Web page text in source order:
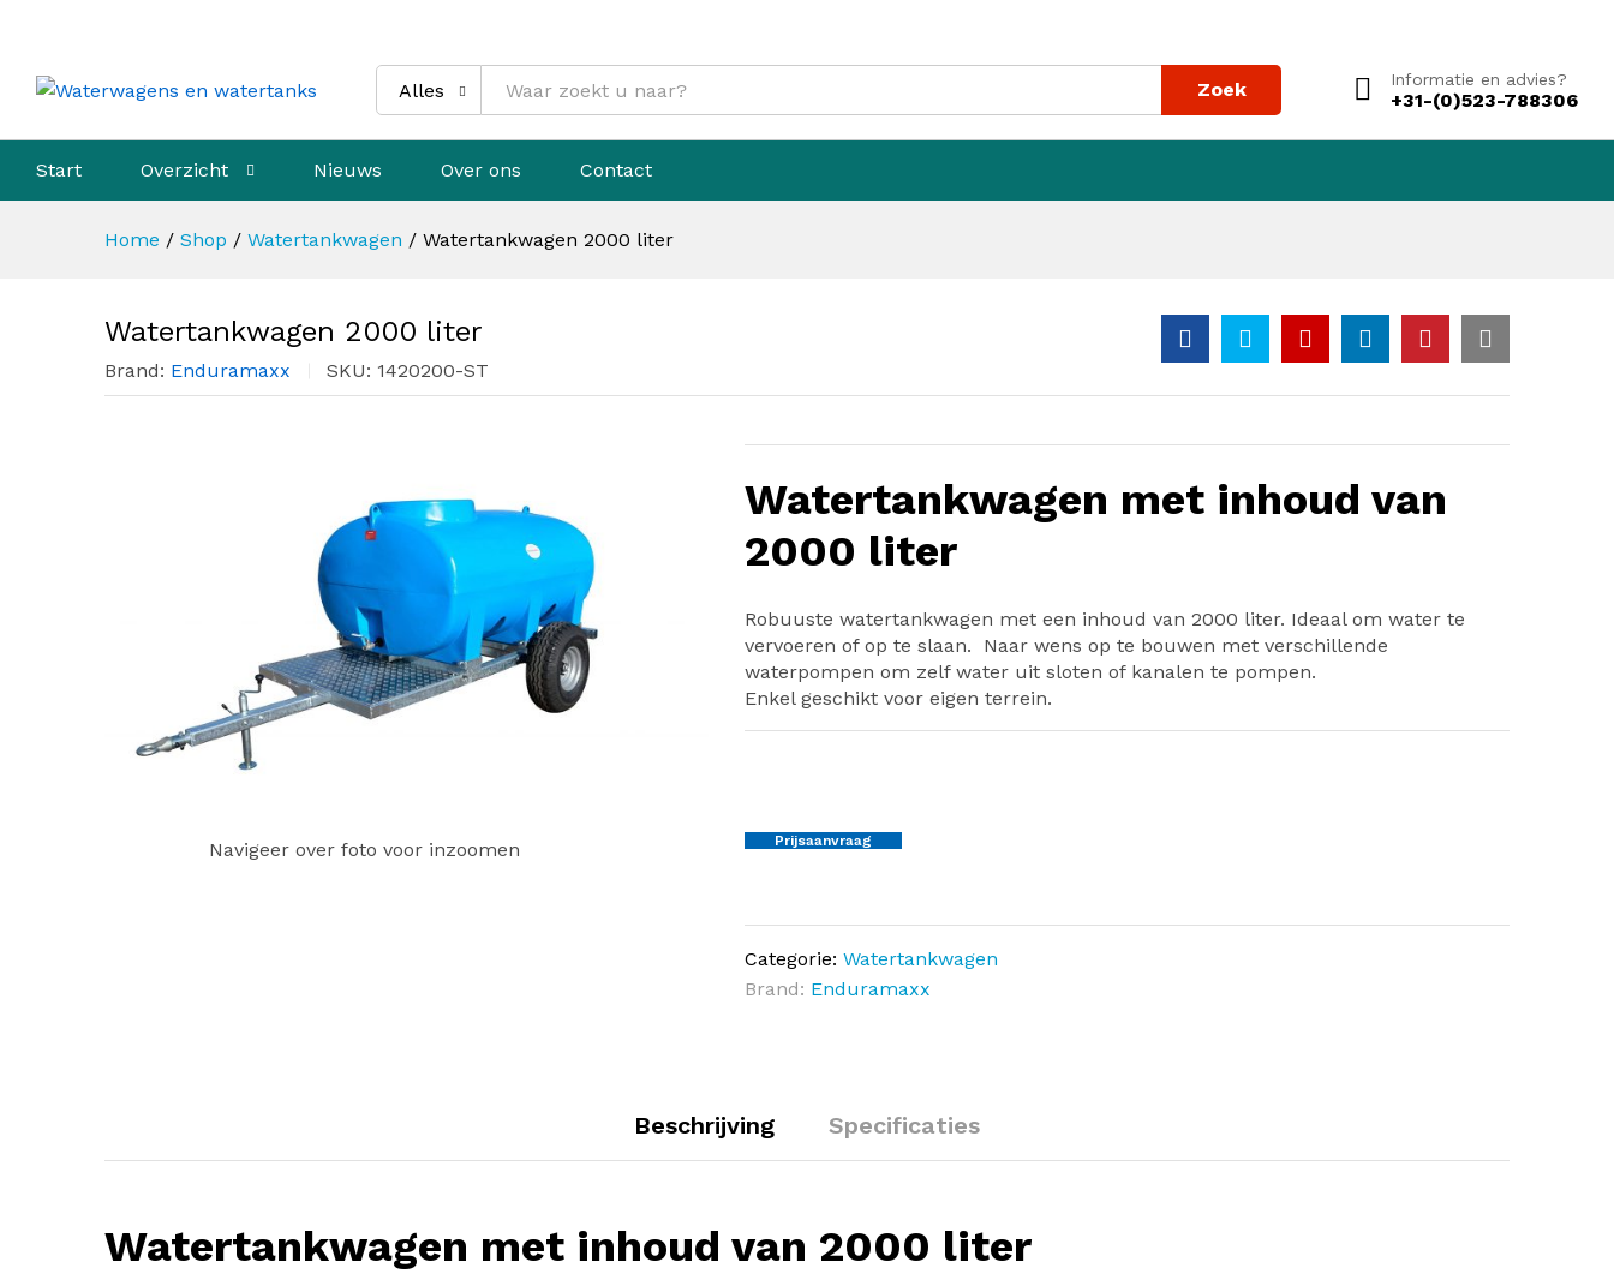
Alles Zoek Informatie en advies?
+31-(0)523-788306
Start Overzicht Nieuws Over ons Contact
Home / Shop / Watertankwagen / Watertankwagen 2000 liter
Watertankwagen 2000 liter
Brand: Enduramaxx SKU: 1420200-ST
Navigeer over foto voor inzoomen
Watertankwagen met inhoud van
2000 liter
Robuuste watertankwagen met een inhoud van 2000 liter. Ideaal om water te
vervoeren of op te slaan. Naar wens op te bouwen met verschillende
waterpompen om zelf water uit sloten of kanalen te pompen.
Enkel geschikt voor eigen terrein.
Prijsaanvraag
Categorie:Watertankwagen
Brand: Enduramaxx
Beschrijving Specificaties
Watertankwagen met inhoud van 2000 liter